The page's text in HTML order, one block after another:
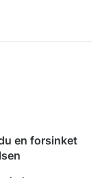
en forsinket